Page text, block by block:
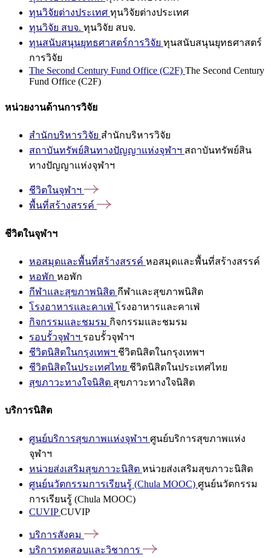
ทุนวิจัยต่างประเทศ ทุนวิจัยต่างประเทศ
ทุนวิจัย สบจ. ทุนวิจัย สบจ.
ทุนสนับสนุนยุทธศาสตร์การวิจัย ทุนสนับสนุนยุทธศาสตร์
การวิจัย
The Second Century Fund Office (C2F) The Second Century
Fund Office (C2F)
หน่วยงานด้านการวิจัย
สำนักบริหารวิจัย สำนักบริหารวิจัย
สถาบันทรัพย์สินทางปัญญาแห่งจุฬาฯ สถาบันทรัพย์สิน
ทางปัญญาแห่งจุฬาฯ
ชีวิตในจุฬาฯ
พื้นที่สร้างสรรค์
ชีวิตในจุฬาฯ
หอสมุดและพื้นที่สร้างสรรค์ หอสมุดและพื้นที่สร้างสรรค์
หอพัก หอพัก
กีฬาและสุขภาพนิสิต กีฬาและสุขภาพนิสิต
โรงอาหารและคาเฟ่ โรงอาหารและคาเฟ่
กิจกรรมและชมรม กิจกรรมและชมรม
รอบรั้วจุฬาฯ รอบรั้วจุฬาฯ
ชีวิตนิสิตในกรุงเทพฯ ชีวิตนิสิตในกรุงเทพฯ
ชีวิตนิสิตในประเทศไทย ชีวิตนิสิตในประเทศไทย
สุขภาวะทางใจนิสิต สุขภาวะทางใจนิสิต
บริการนิสิต
ศูนย์บริการสุขภาพแห่งจุฬาฯ ศูนย์บริการสุขภาพแห่ง
จุฬาฯ
หน่วยส่งเสริมสุขภาวะนิสิต หน่วยส่งเสริมสุขภาวะนิสิต
ศูนย์นวัตกรรมการเรียนรู้ (Chula MOOC) ศูนย์นวัตกรรม
การเรียนรู้ (Chula MOOC)
CUVIPCUVIP
บริการสังคม
บริการทดสอบและวิชาการ